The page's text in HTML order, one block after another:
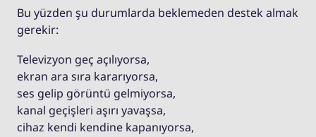
Bu yüzden şu durumlarda beklemeden destek almak
gerekir:
Televizyon geç açılıyorsa,
ekran ara sıra kararıyorsa,
ses gelip görüntü gelmiyorsa,
kanal geçişleri aşırı yavaşsa,
cihaz kendi kendine kapanıyorsa,